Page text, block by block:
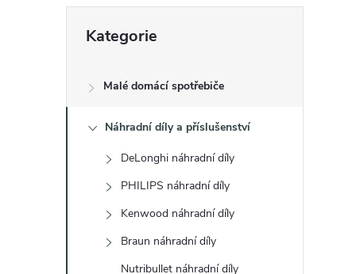
s
kategorie
Kategorie
Malé domácí spotřebiče
Náhradní díly a příslušenství
DeLonghi náhradní díly
PHILIPS náhradní díly
Kenwood náhradní díly
Braun náhradní díly
Nutribullet náhradní díly